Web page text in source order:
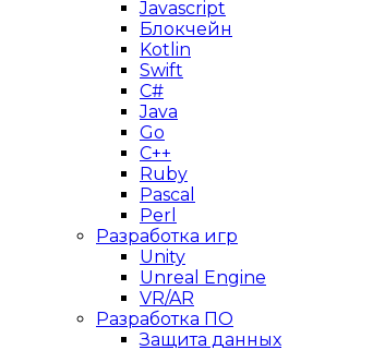
Javascript
Блокчейн
Kotlin
Swift
C#
Java
Go
C++
Ruby
Pascal
Perl
Разработка игр
Unity
Unreal Engine
VR/AR
Разработка ПО
Защита данных